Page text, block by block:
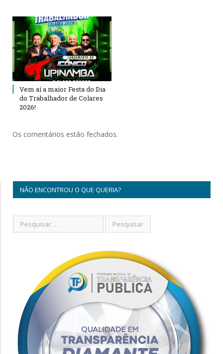
Vem aí a maior Festa do Dia
do Trabalhador de Colares
2026!
Os comentários estão fechados.
NÃO ENCONTROU O QUE QUERIA?